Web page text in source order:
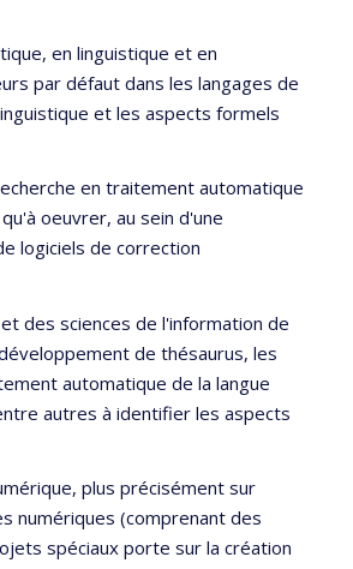
en linguistique et en
par défaut dans les langages de
et les aspects formels
en traitement automatique
oeuvrer, au sein d'une
logiciels de correction
des sciences de l'information de
de thésaurus, les
automatique de la langue
autres à identifier les aspects
plus précisément sur
numériques (comprenant des
spéciaux porte sur la création